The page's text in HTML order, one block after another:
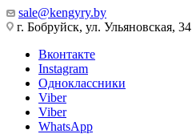
sale@kengyry.by
г. Бобруйск, ул. Ульяновская, 34
Вконтакте
Instagram
Одноклассники
Viber
Viber
WhatsApp